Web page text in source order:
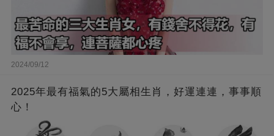
2024/09/12
2025年最有福氣的5大屬相生肖，好運連連，事事順
心！